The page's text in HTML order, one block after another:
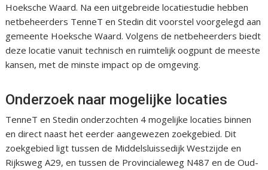
Hoeksche Waard. Na een uitgebreide locatiestudie hebben
netbeheerders TenneT en Stedin dit voorstel voorgelegd aan
gemeente Hoeksche Waard. Volgens de netbeheerders biedt
deze locatie vanuit technisch en ruimtelijk oogpunt de meeste
kansen, met de minste impact op de omgeving.
Onderzoek naar mogelijke locaties
TenneT en Stedin onderzochten 4 mogelijke locaties binnen
en direct naast het eerder aangewezen zoekgebied. Dit
zoekgebied ligt tussen de Middelsluissedijk Westzijde en
Rijksweg A29, en tussen de Provincialeweg N487 en de Oud-